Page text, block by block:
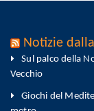
Notizie
Sul palco della
Vecchio
Giochi del